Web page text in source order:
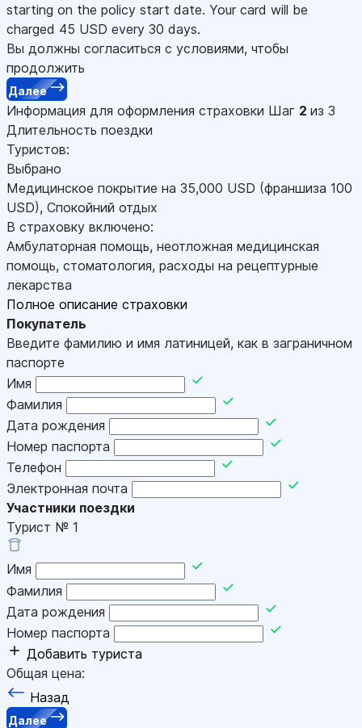
starting on the policy start date. Your card will be
charged 45 USD every 30 days.
Вы должны согласиться с условиями, чтобы
продолжить
Далее
Информация для оформления страховки Шаг 2 из 3
Длительность поездки
Туристов:
Выбрано
Медицинское покрытие на 35,000 USD (франшиза 100
USD), Спокойний отдых
В страховку включено:
Амбулаторная помощь, неотложная медицинская
помощь, стоматология, расходы на рецептурные
лекарства
Полное описание страховки
Покупатель
Введите фамилию и имя латиницей, как в заграничном
паспорте
Имя
Фамилия
Дата рождения
Номер паспорта
Телефон
Электронная почта
Участники поездки
Турист № 1
Имя
Фамилия
Дата рождения
Номер паспорта
Добавить туриста
Общая цена:
Назад
Далее